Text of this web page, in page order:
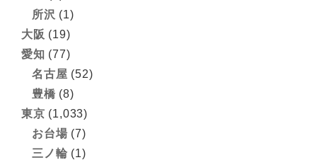
所沢 (1)
大阪 (19)
愛知 (77)
名古屋 (52)
豊橋 (8)
東京 (1,033)
お台場 (7)
三ノ輪 (1)